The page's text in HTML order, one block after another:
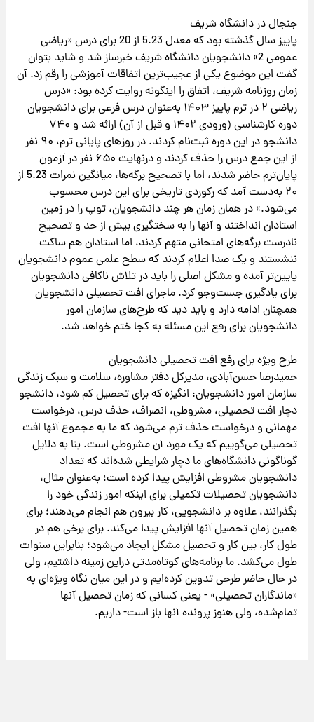
جنجال در دانشگاه شریف
پاییز سال گذشته بود که معدل 5.23 از 20 برای درس «ریاضی
عمومی 2» دانشجویان دانشگاه شریف خبرساز شد و شاید بتوان
گفت این موضوع یکی از عجیب‌ترین اتفاقات آموزشی را رقم زد. آن
زمان روزنامه شریف، اتفاق را اینگونه روایت کرده بود: «درس
ریاضی ۲ در ترم پاییز ۱۴۰۳ به‌عنوان درس فرعی برای دانشجویان
دوره کارشناسی (ورودی ۱۴۰۲ و قبل از آن) ارائه شد و ۷۴۰
دانشجو در این دوره ثبت‌نام کردند. در روزهای پایانی ترم، ۹۰ نفر
از این جمع درس را حذف کردند و درنهایت ۶۵۰ نفر در آزمون
پایان‌ترم حاضر شدند، اما با تصحیح برگه‌ها، میانگین نمرات 5.23 از
۲۰ به‌دست آمد که رکوردی تاریخی برای این درس محسوب
می‌شود.» در همان زمان هر چند دانشجویان، توپ را در زمین
استادان انداختند و آنها را به سختگیری بیش از حد و تصحیح
نادرست برگه‌های امتحانی متهم کردند، اما استادان هم ساکت
ننشستند و یک صدا اعلام کردند که سطح علمی عموم دانشجویان
پایین‌تر آمده و مشکل اصلی را باید در تلاش ناکافی دانشجویان
برای یادگیری جست‌وجو کرد. ماجرای افت تحصیلی دانشجویان
همچنان ادامه دارد و باید دید که طرح‌های سازمان امور
دانشجویان برای رفع این مسئله به کجا ختم خواهد شد.
طرح ویژه برای رفع افت تحصیلی دانشجویان
حمیدرضا حسن‌آبادی، مدیرکل دفتر مشاوره، سلامت و سبک زندگی
سازمان امور دانشجویان: انگیزه که برای تحصیل کم شود، دانشجو
دچار افت تحصیلی، مشروطی، انصراف، حذف درس، درخواست
مهمانی و درخواست حذف ترم می‌شود که ما به مجموع آنها افت
تحصیلی می‌گوییم که یک مورد آن مشروطی است. بنا به دلایل
گوناگونی دانشگاه‌های ما دچار شرایطی شده‌اند که تعداد
دانشجویان مشروطی افزایش پیدا کرده است؛ به‌عنوان مثال،
دانشجویان تحصیلات تکمیلی برای اینکه امور زندگی خود را
بگذرانند، علاوه بر دانشجویی، کار بیرون هم انجام می‌دهند؛ برای
همین زمان تحصیل آنها افزایش پیدا می‌کند. برای برخی هم در
طول کار، بین کار و تحصیل مشکل ایجاد می‌شود؛ بنابراین سنوات
طول می‌کشد. ما برنامه‌های کوتاه‌مدتی دراین زمینه داشتیم، ولی
در حال حاضر طرحی تدوین کرده‌ایم و در این میان نگاه ویژه‌ای به
«ماندگاران تحصیلی» - یعنی کسانی که زمان تحصیل آنها
تمام‌شده، ولی هنوز پرونده آنها باز است- داریم.